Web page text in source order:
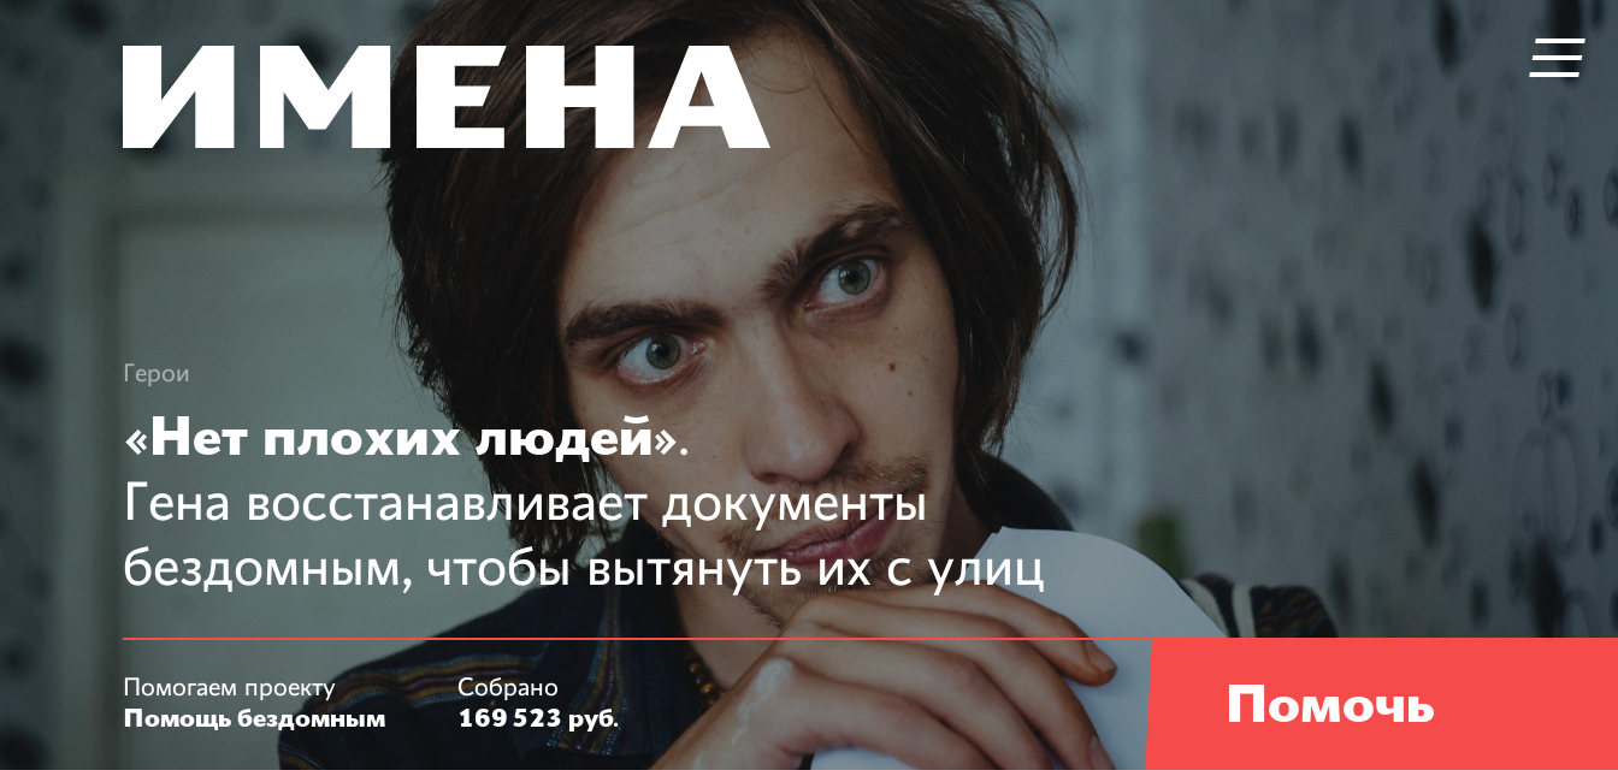
Герои
«Нет плохих людей».
Гена восстанавливает документы
бездомным, чтобы вытянуть их с улиц
Помогаем проекту
Помощь бездомным
Собрано
169 523 руб. Помочь